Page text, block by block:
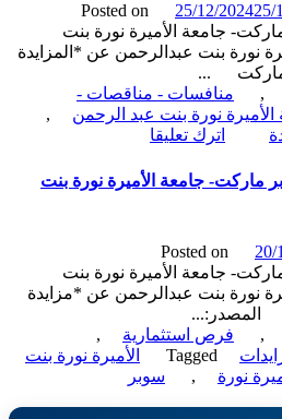
ماركت-
إدارة
مستشفى
القوات
المسلحة
بالقصيم
Posted on 25/12/
جامعة الأميرة نورة بنت
بنت عبدالرحمن عن *المزايدة
...
منافسات - مناقصات -
نورة بنت عبد الرحمن
,
اترك تعليقاon
تأجير
مواقع
جامعة
الأميرة
نورة
عبدالرحمن
جامعة الأميرة نورة بنت
Posted on
جامعة الأميرة نورة بنت
بنت عبدالرحمن عن *مزايدة
فرص استثمارية
,
Tagged
الأميرة نورة بنت
,
سوبر